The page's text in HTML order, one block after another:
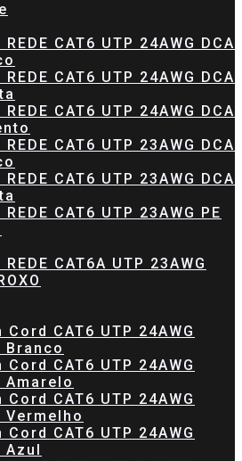
REDE CAT6 UTP 24AWG DCA
REDE CAT6 UTP 24AWG DCA
REDE CAT6 UTP 24AWG DCA
REDE CAT6 UTP 23AWG DCA
REDE CAT6 UTP 23AWG DCA
REDE CAT6 UTP 23AWG PE
REDE CAT6A UTP 23AWG
Cord CAT6 UTP 24AWG
Branco
Cord CAT6 UTP 24AWG
Amarelo
Cord CAT6 UTP 24AWG
Vermelho
Cord CAT6 UTP 24AWG
Azul